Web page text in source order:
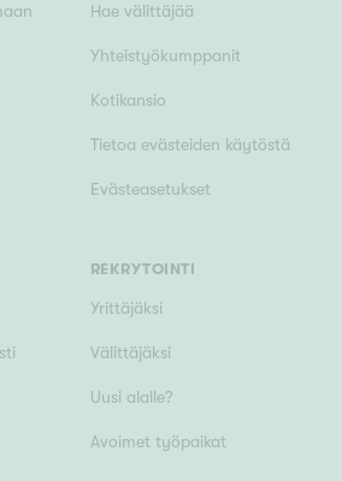
Hae välittäjää
Yhteistyökumppanit
Kotikansio
Tietoa evästeiden käytöstä
Evästeasetukset
REKRYTOINTI
Yrittäjäksi
Välittäjäksi
Uusi alalle?
Avoimet työpaikat